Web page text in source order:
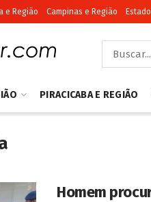
e Região Campinas e Região Estado
PIRACICABA E REGIÃO
Homem